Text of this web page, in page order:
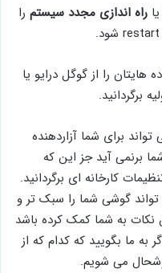
یا راه اندازی مجدد سیستم را
هایتان را از گوگل درایو یا
برای شما آزاردهنده
برنمی آید جز این که
کارخانه ای برگردانید.
گوشی شما را سبک تر و
نکات به شما کمک کرده باشد
به ما بگویید که کدام که از
می شویم.